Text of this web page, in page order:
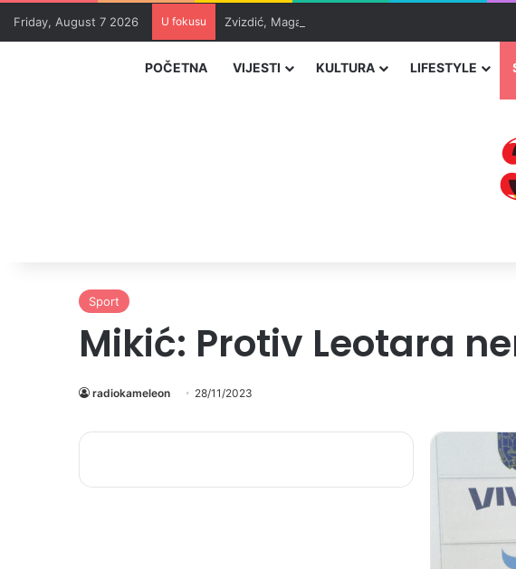
Friday, August 7 2026 U fokusu Zvizdić, Magazinović i Kojović traže poseban status
POČETNA VIJESTI KULTURA LIFESTYLE
Sport
Mikić: Protiv Leotara
radiokameleon 28/11/2023